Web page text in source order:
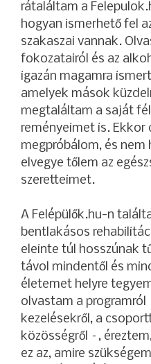
rátaláltam a
hogyan ismerhető fel
szakaszai vannak.
fokozatairól és az
igazán magamra
amelyek mások
megtaláltam a saját
reményeimet is.
megpróbálom, és nem
elvegye tőlem az
szeretteimet.
A Felépülők.hu-n
bentlakásos
eleinte túl hosszúnak
távol mindentől és
életemet helyre
olvastam a
kezelésekről, a
közösségről –,
ez az, amire